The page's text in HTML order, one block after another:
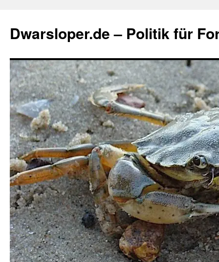
springen
Dwarsloper.de – Politik für